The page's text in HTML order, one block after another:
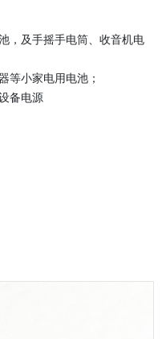
，及手摇手电筒、收音机电
等小家电用电池；
备电源